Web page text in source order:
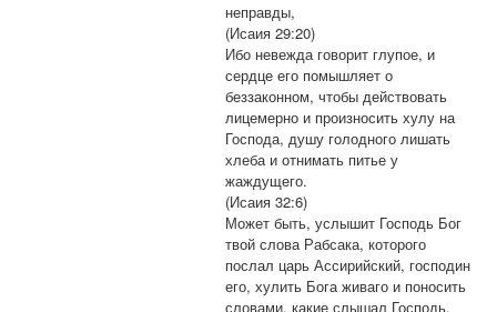
неправды,
(Исаия 29:20)
Ибо невежда говорит глупое, и
сердце его помышляет о
беззаконном, чтобы действовать
лицемерно и произносить хулу на
Господа, душу голодного лишать
хлеба и отнимать питье у
жаждущего.
(Исаия 32:6)
Может быть, услышит Господь Бог
твой слова Рабсака, которого
послал царь Ассирийский, господин
его, хулить Бога живаго и поносить
словами, какие слышал Господь,